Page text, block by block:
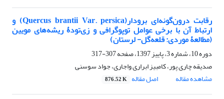
رقابت درون‌گونه‌ای برودار(Quercus brantii Var. persica) و
ارتباط آن با برخی عوامل توپوگرافی و زی‌تودۀ ریشه‌های مویین
(مطالعۀ موردی: قلعه‌گل- لرستان)
دوره 10، شماره 3، پاییز 1397، صفحه
307-317
صدیقه چاری پور، کامبیز ابراری واجاری، جواد سوسنی
مشاهده مقاله
اصل مقاله 876.52 K